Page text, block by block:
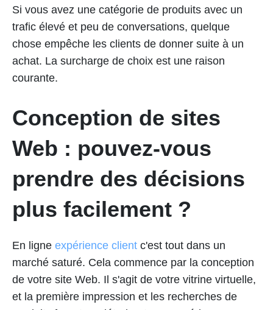
Si vous avez une catégorie de produits avec un
trafic élevé et peu de conversations, quelque
chose empêche les clients de donner suite à un
achat. La surcharge de choix est une raison
courante.
Conception de sites
Web : pouvez-vous
prendre des décisions
plus facilement ?
En ligne expérience client c'est tout dans un
marché saturé. Cela commence par la conception
de votre site Web. Il s'agit de votre vitrine virtuelle,
et la première impression et les recherches de